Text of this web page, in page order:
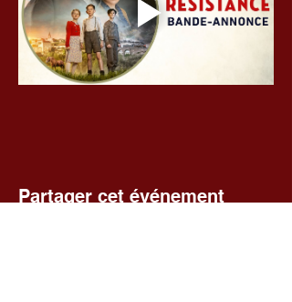
Partager cet événement